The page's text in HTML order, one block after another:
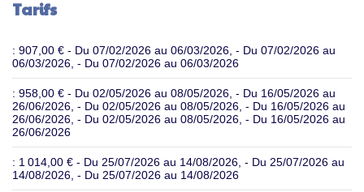
Tarifs
: 907,00 € - Du 07/02/2026 au 06/03/2026, - Du 07/02/2026 au
06/03/2026, - Du 07/02/2026 au 06/03/2026
: 958,00 € - Du 02/05/2026 au 08/05/2026, - Du 16/05/2026 au
26/06/2026, - Du 02/05/2026 au 08/05/2026, - Du 16/05/2026 au
26/06/2026, - Du 02/05/2026 au 08/05/2026, - Du 16/05/2026 au
26/06/2026
: 1 014,00 € - Du 25/07/2026 au 14/08/2026, - Du 25/07/2026 au
14/08/2026, - Du 25/07/2026 au 14/08/2026